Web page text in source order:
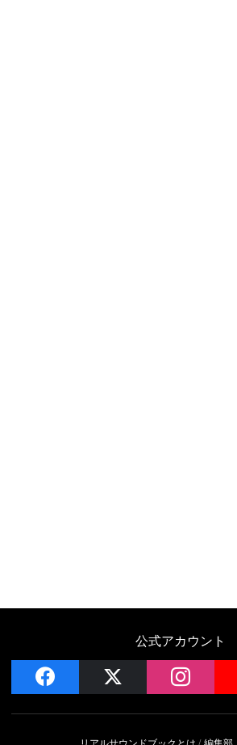
公式アカウント
facebook
リアルサウンドブックとは 編集部